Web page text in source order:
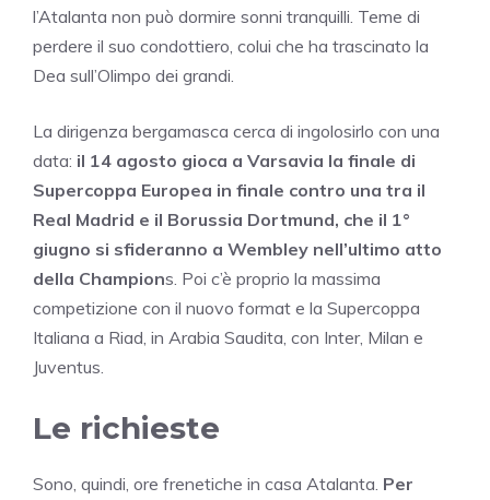
l’Atalanta non può dormire sonni tranquilli. Teme di
perdere il suo condottiero, colui che ha trascinato la
Dea sull’Olimpo dei grandi.
La dirigenza bergamasca cerca di ingolosirlo con una
data: il 14 agosto gioca a Varsavia la finale di
Supercoppa Europea in finale contro una tra il
Real Madrid e il Borussia Dortmund, che il 1°
giugno si sfideranno a Wembley nell’ultimo atto
della Champions. Poi c’è proprio la massima
competizione con il nuovo format e la Supercoppa
Italiana a Riad, in Arabia Saudita, con Inter, Milan e
Juventus.
Le richieste
Sono, quindi, ore frenetiche in casa Atalanta. Per